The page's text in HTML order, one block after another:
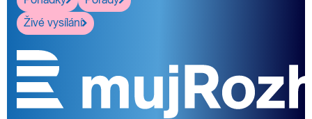
Živé vysílání